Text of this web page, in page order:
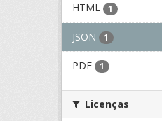
HTML 1
JSON 1
PDF 1
Licenças